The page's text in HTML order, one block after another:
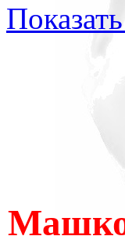
отошли
что не